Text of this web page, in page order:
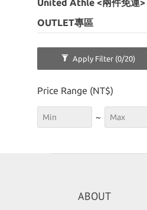
United Athle <兩件免運>
OUTLET專區
Apply Filter (0/20)
Price Range (NT$)
~
ABOUT